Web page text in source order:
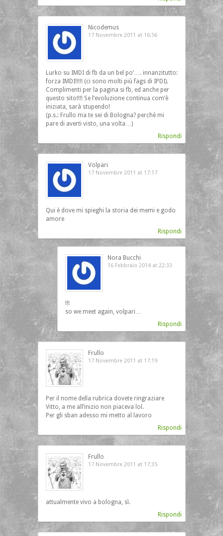
Nicodemus
17 Novembre 2011 at 16:56
Lurko su IMDI di fb da un bel po’…. innanzitutto:
forza IMDI!!!!! (ci sono molti più fags di IPDI).
Complimenti per la pagina si fb, ed anche per
questo sito!!!! Se l’evoluzione continua com’è
iniziata, sarà stupendo!
(p.s.: Frullo ma te sei di Bologna? perchè mi
pare di averti visto, una volta…)
Rispondi
Volpari
17 Novembre 2011 at 17:17
Qui è dove mi spieghi la storia dei memi e godo
amore
Rispondi
Nora Bucchi
16 Febbraio 2014 at 22:33
!!!
so we meet again, volpari…
Rispondi
Frullo
17 Novembre 2011 at 17:19
Per il nome della rubrica dovete ringraziare
Vitto, a me all’inizio non piaceva lol.
Per gli sban adesso mi metto al lavoro
Rispondi
Frullo
17 Novembre 2011 at 17:35
attualmente vivo a bologna, sì.
Rispondi